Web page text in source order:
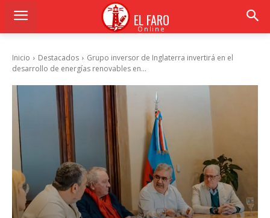
EL FARO
Online
Inicio Destacados
Grupo inversor de Inglaterra invertirá en el
desarrollo de energías renovables en...